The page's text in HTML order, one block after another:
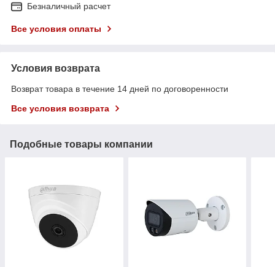
Безналичный расчет
Все условия оплаты
Условия возврата
Возврат товара в течение 14 дней по договоренности
Все условия возврата
Подобные товары компании